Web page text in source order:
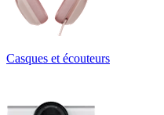
Casques et écouteurs